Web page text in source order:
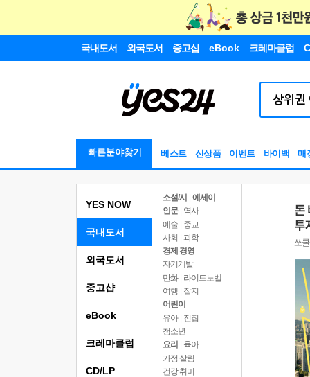
국내도서 외국도서 중고샵 eBook 크레마클럽
빠른분야찾기 베스트 신상품 이벤트 바이백 매
YES NOW
국내도서
소설/시
에세이
인문
역사
예술 | 종교
사회 | 과학
경제 경영
자기계발
만화 | 라이트노벨
여행
잡지
어린이
유아 | 전집
청소년
요리
육아
가정 살림
건강 취미
외국도서
중고샵
eBook
크레마클럽
CD/LP